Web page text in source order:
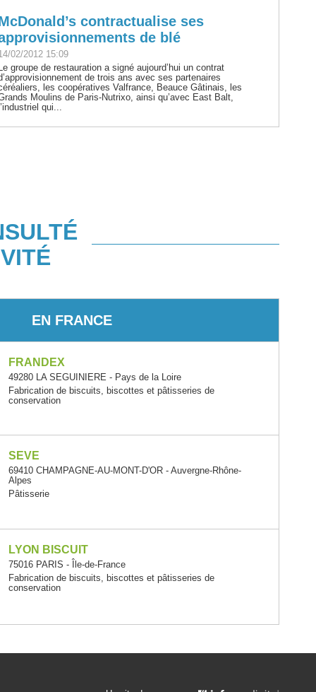
contractualise ses
de blé
02/2012 15:09
groupe de restauration a signé aujourd’hui un contrat
de trois ans avec ses partenaires
les coopératives Valfrance, Beauce Gâtinais, les
Moulins de Paris-Nutrixo, ainsi qu’avec East Balt,
qui...
EN FRANCE
FRANDEX
49280 LA SEGUINIERE - Pays de la Loire
Fabrication de biscuits, biscottes et pâtisseries de
conservation
SEVE
69410 CHAMPAGNE-AU-MONT-D'OR - Auvergne-Rhône-
Alpes
Pâtisserie
LYON BISCUIT
75016 PARIS - Île-de-France
Fabrication de biscuits, biscottes et pâtisseries de
conservation